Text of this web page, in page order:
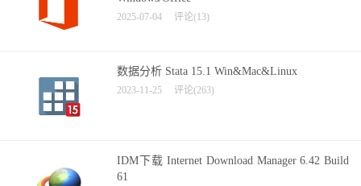
2025-07-04 评论(13)
数据分析 Stata 15.1 Win&Mac&Linux
2023-11-25 评论(263)
IDM下载 Internet Download Manager 6.42 Build
61